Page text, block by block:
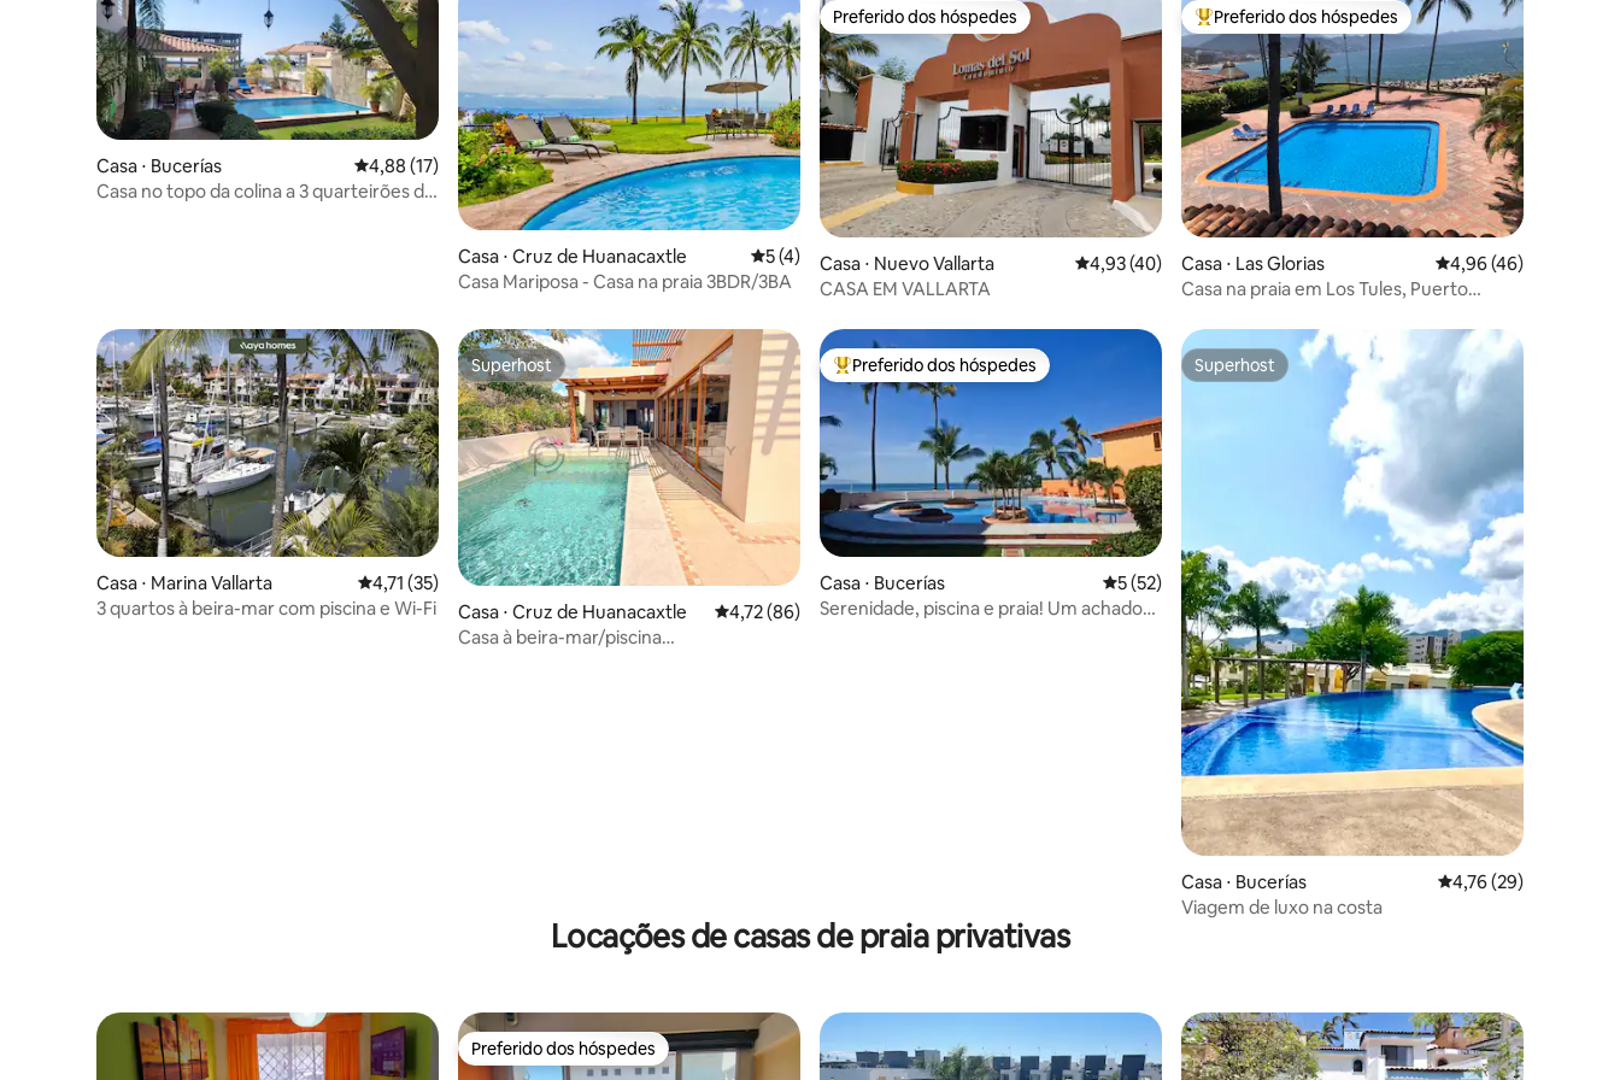
Casa ⋅ Bucerías 4,88 de uma avaliação média de 5, 17 avaliações
4,88 (17)
Casa no topo da colina a 3 quarteirões da
Casa ⋅ Cruz de Huanacaxtle
5 de uma avaliação média de 5, 4 avaliações
5 (4)
Casa Mariposa - Casa na praia 3BDR/3BA
Preferido dos hóspedes
Preferido dos hóspedes
Casa ⋅ Nuevo Vallarta 4,93 de uma avaliação média de 5, 40 avaliações
4,93 (40)
CASA EM VALLARTA
Entre os melhores preferidos dos hóspedes
Preferido dos hóspedes
Casa ⋅ Las Glorias 4,96 de uma
4,96 (46)
Casa na praia em Los Tules, Puerto
Casa ⋅ Marina Vallarta 4,71 de uma avaliação média de 5, 35 avaliações
4,71 (35)
3 quartos à beira-mar com piscina e Wi-Fi
Superhost
Superhost
Casa ⋅ Cruz de Huanacaxtle 4,72 de uma avaliação média de 5, 86 avaliações
4,72 (86)
Casa à beira-mar/piscina
Entre os melhores preferidos dos hóspedes
Preferido dos hóspedes
Casa ⋅ Bucerías 5 de uma avaliação média de 5, 52 avaliações
5 (52)
Serenidade, piscina e praia! Um achado
Superhost
Superhost
Casa ⋅ Bucerías 4,76 de uma
4,76 (29)
Viagem de luxo na costa
Locações de casas de praia privativas
Preferido dos hóspedes
Preferido dos hóspedes